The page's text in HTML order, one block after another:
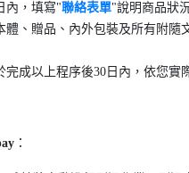
內，填寫"聯絡表單"說明商品狀
體、贈品、內外包裝及所有附
完成以上程序後30日內，依您
：